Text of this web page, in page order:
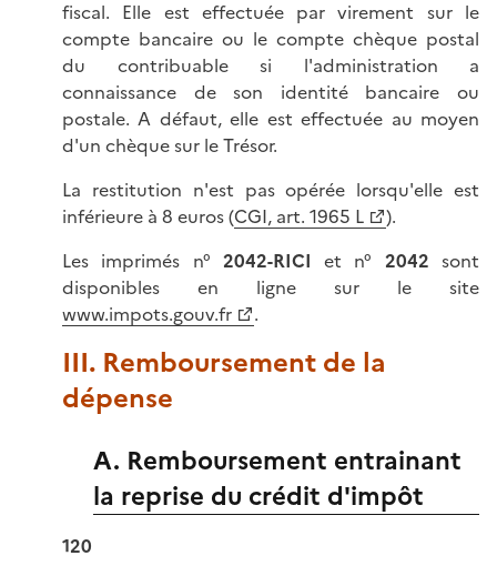
fiscal. Elle est effectuée par virement sur le
compte bancaire ou le compte chèque postal
du contribuable si l'administration a
connaissance de son identité bancaire ou
postale. A défaut, elle est effectuée au moyen
d'un chèque sur le Trésor.
La restitution n'est pas opérée lorsqu'elle est
inférieure à 8 euros (CGI, art. 1965 L
).
Les imprimés n° 2042-RICI et n° 2042 sont
disponibles en ligne sur le site
www.impots.gouv.fr
.
III. Remboursement de la
dépense
A. Remboursement entrainant
la reprise du crédit d'impôt
120